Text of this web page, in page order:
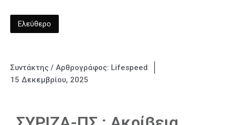
Ελεύθερο
Συντάκτης / Αρθρογράφος: Lifespeed
15 Δεκεμβρίου, 2025